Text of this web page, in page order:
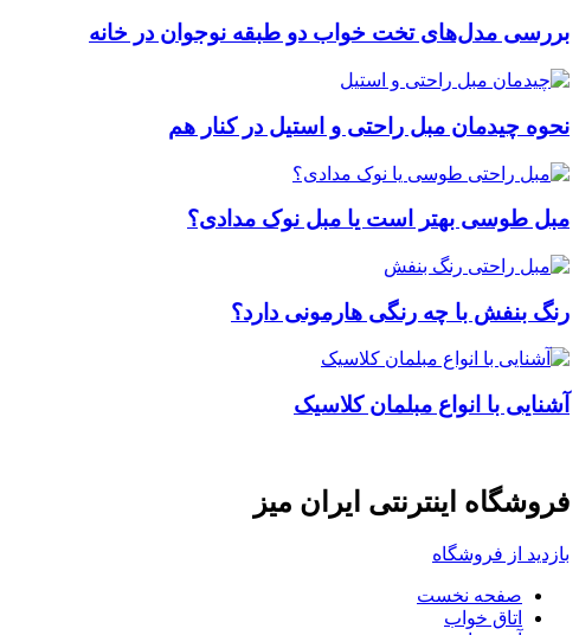
بررسی مدل‌های تخت خواب دو طبقه نوجوان در خانه
نحوه چیدمان مبل راحتی و استیل در کنار هم
مبل طوسی بهتر است یا مبل نوک مدادی؟
رنگ بنفش با چه رنگی هارمونی دارد؟
آشنایی با انواع مبلمان کلاسیک
فروشگاه اینترنتی ایران میز
بازدید از فروشگاه
صفحه نخست
اتاق خواب